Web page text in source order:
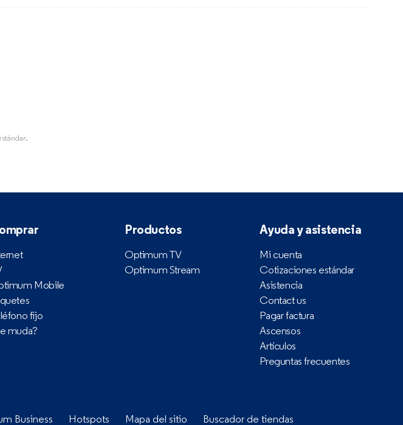
Mobile
fijo
muda?
Productos
Optimum TV
Optimum Stream
Ayuda y asistencia
Mi cuenta
Cotizaciones estándar
Asistencia
Contact us
Pagar factura
Ascensos
Artículos
Preguntas frecuentes
Business Hotspots Mapa del sitio Buscador de tiendas